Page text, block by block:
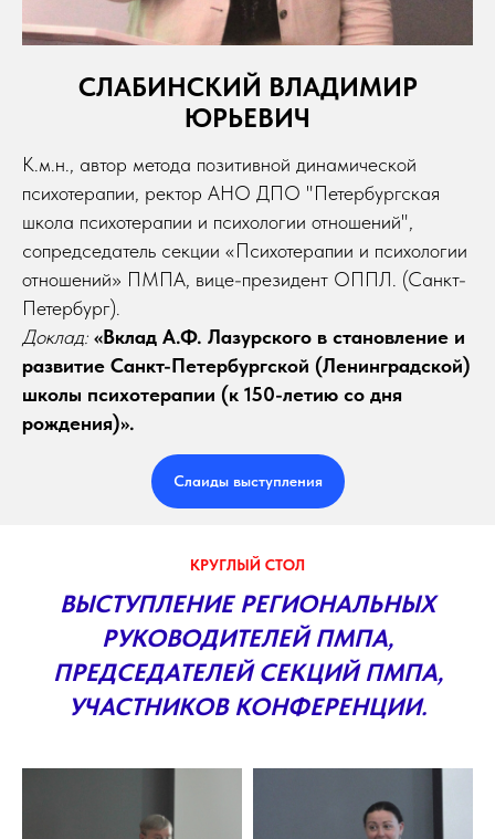
СЛАБИНСКИЙ ВЛАДИМИР
ЮРЬЕВИЧ
К.м.н., автор метода позитивной динамической
психотерапии, ректор АНО ДПО "Петербургская
школа психотерапии и психологии отношений",
сопредседатель секции «Психотерапии и психологии
отношений» ПМПА, вице-президент ОППЛ. (Санкт-
Петербург).
Доклад: «Вклад А.Ф. Лазурского в становление и
развитие Санкт-Петербургской (Ленинградской)
школы психотерапии (к 150-летию со дня
рождения)».
Слаиды выступления
КРУГЛЫЙ СТОЛ
ВЫСТУПЛЕНИЕ РЕГИОНАЛЬНЫХ
РУКОВОДИТЕЛЕЙ ПМПА,
ПРЕДСЕДАТЕЛЕЙ СЕКЦИЙ ПМПА,
УЧАСТНИКОВ КОНФЕРЕНЦИИ.